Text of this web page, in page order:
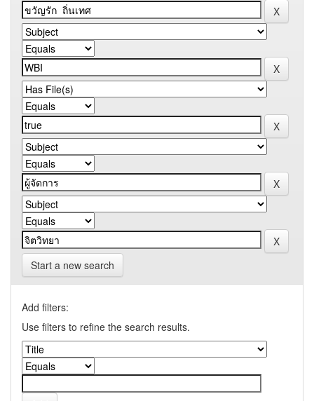
Start a new search
Add filters:
Use filters to refine the search results.